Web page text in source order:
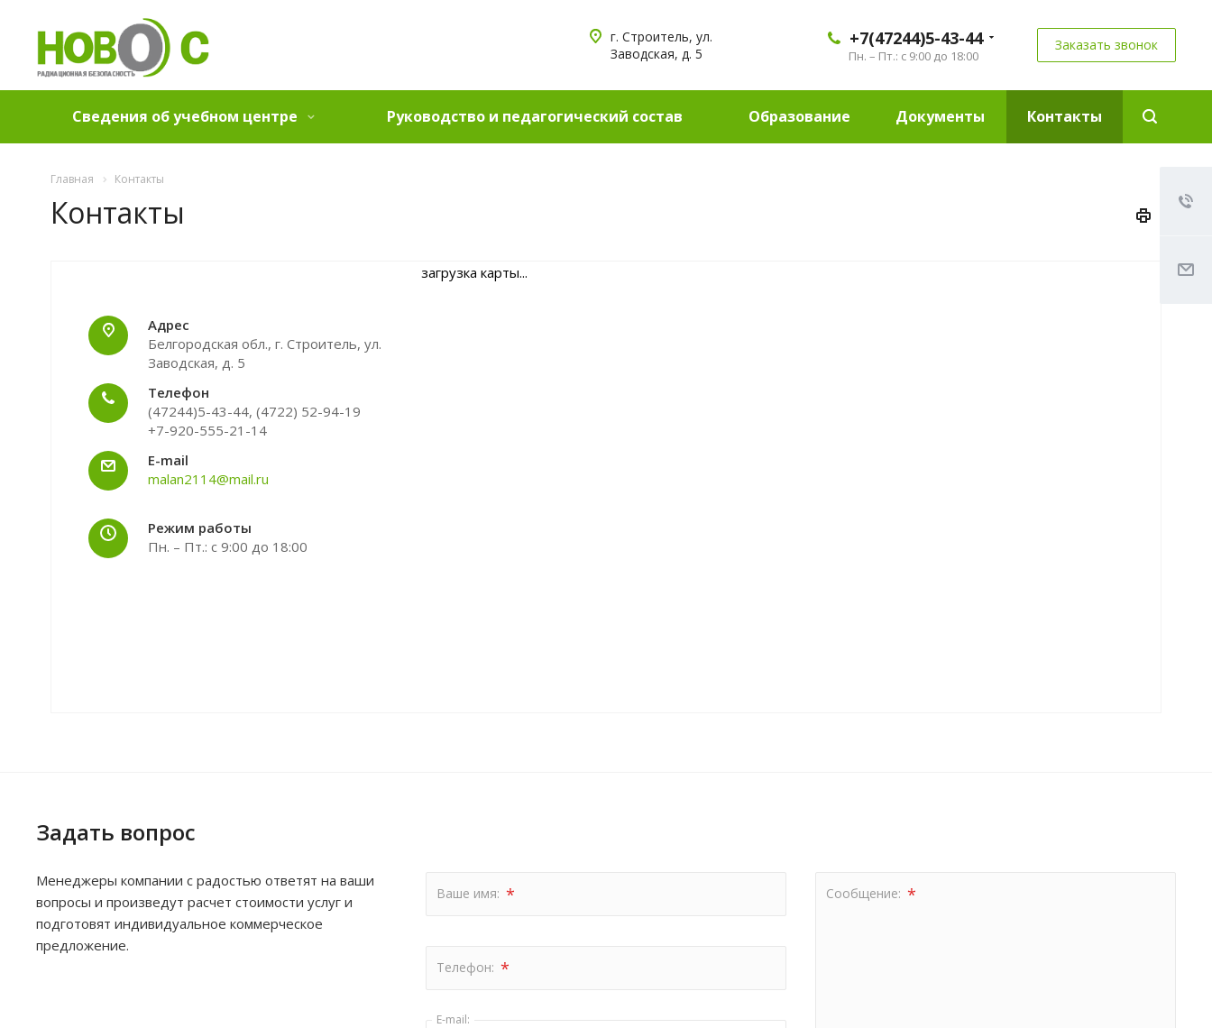
+7(47244)5-43-44
Пн. – Пт.: с 9:00 до 18:00
Заказать звонок
г. Строитель, ул.
Заводская, д. 5
Сведения об учебном центре Руководство и педагогический состав Образование Документы Контакты
Главная Контакты
Контакты
Адрес
Белгородская обл., г. Строитель, ул.
Заводская, д. 5
Телефон
(47244)5-43-44, (4722) 52-94-19
+7-920-555-21-14
E-mail
malan2114@mail.ru
Режим работы
Пн. – Пт.: с 9:00 до 18:00
загрузка карты...
Задать вопрос
Менеджеры компании с радостью ответят на ваши
вопросы и произведут расчет стоимости услуг и
подготовят индивидуальное коммерческое
предложение.
Ваше имя: *
Телефон: *
E-mail:
Сообщение: *